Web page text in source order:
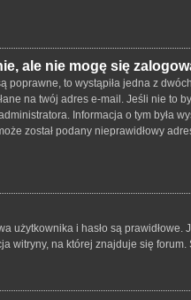
ale nie mogę się
to wystąpiła jedna z
na twój adres e-mail. Jeśli nie to
Informacja o tym była
został podany nieprawidłowy
użytkownika i hasło są
witryny, na której znajduje się